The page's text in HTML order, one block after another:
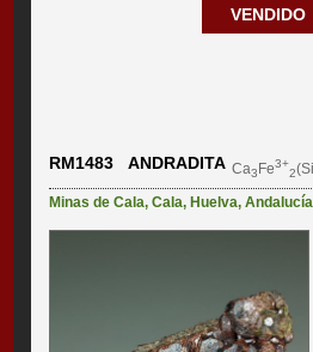
VENDIDO
RM1483 ANDRADITA Ca3 Fe3+
2
Minas de Cala,Cala,Huelva,Andalucía